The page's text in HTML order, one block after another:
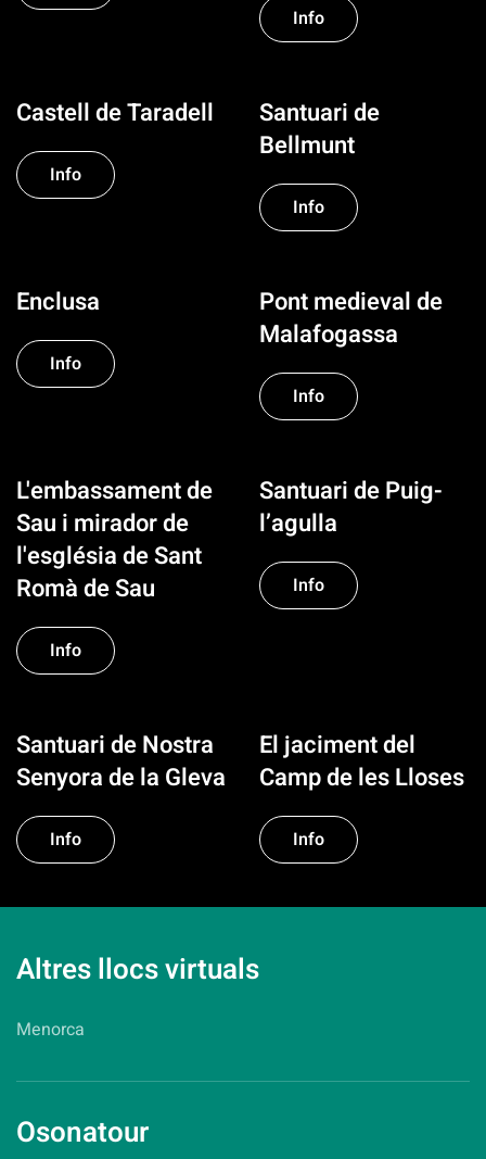
Info
Castell de Taradell
Info
Santuari de
Bellmunt
Info
Enclusa
Info
Pont medieval de
Malafogassa
Info
L'embassament de
Sau i mirador de
l'església de Sant
Romà de Sau
Info
Santuari de Puig-
l’agulla
Info
Santuari de Nostra
Senyora de la Gleva
Info
El jaciment del
Camp de les Lloses
Info
Altres llocs virtuals
Menorca
Osonatour